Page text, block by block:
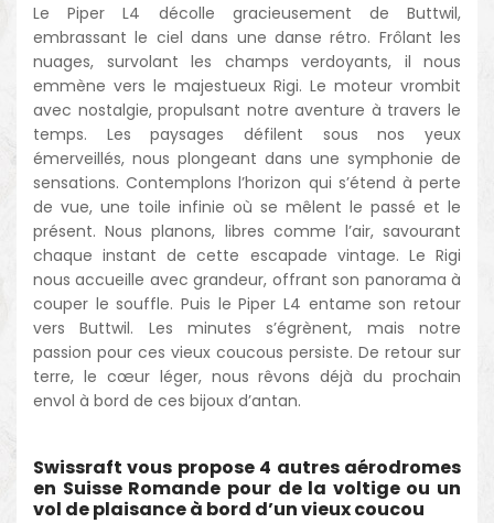
Le Piper L4 décolle gracieusement de Buttwil,
embrassant le ciel dans une danse rétro. Frôlant les
nuages, survolant les champs verdoyants, il nous
emmène vers le majestueux Rigi. Le moteur vrombit
avec nostalgie, propulsant notre aventure à travers le
temps. Les paysages défilent sous nos yeux
émerveillés, nous plongeant dans une symphonie de
sensations. Contemplons l’horizon qui s’étend à perte
de vue, une toile infinie où se mêlent le passé et le
présent. Nous planons, libres comme l’air, savourant
chaque instant de cette escapade vintage. Le Rigi
nous accueille avec grandeur, offrant son panorama à
couper le souffle. Puis le Piper L4 entame son retour
vers Buttwil. Les minutes s’égrènent, mais notre
passion pour ces vieux coucous persiste. De retour sur
terre, le cœur léger, nous rêvons déjà du prochain
envol à bord de ces bijoux d’antan.
Swissraft vous propose 4 autres aérodromes
en Suisse Romande pour de la voltige ou un
vol de plaisance à bord d’un vieux coucou